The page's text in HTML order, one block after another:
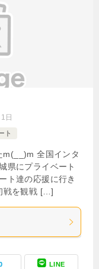
日
ト
全国インタ
県にプライベート
ト達の応援に行き
戦を観戦 […]
LINE